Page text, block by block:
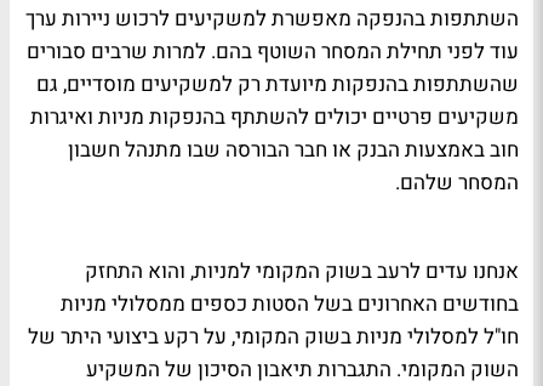
השתתפות בהנפקה מאפשרת למשקיעים לרכוש ניירות ערך
עוד לפני תחילת המסחר השוטף בהם. למרות שרבים סבורים
שהשתתפות בהנפקות מיועדת רק למשקיעים מוסדיים, גם
משקיעים פרטיים יכולים להשתתף בהנפקות מניות ואיגרות
חוב באמצעות הבנק או חבר הבורסה שבו מתנהל חשבון
המסחר שלהם.
אנחנו עדים לרעב בשוק המקומי למניות, והוא התחזק
בחודשים האחרונים בשל הסטות כספים ממסלולי מניות
חו"ל למסלולי מניות בשוק המקומי, על רקע ביצועי היתר של
השוק המקומי. התגברות תיאבון הסיכון של המשקיע